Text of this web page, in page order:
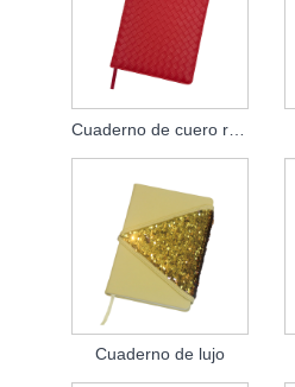
Cuaderno de lujo